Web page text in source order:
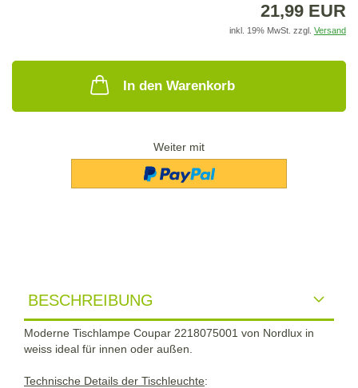
21,99 EUR
inkl. 19% MwSt. zzgl. Versand
In den Warenkorb
Weiter mit
BESCHREIBUNG
Moderne Tischlampe Coupar 2218075001 von Nordlux in
weiss ideal für innen oder außen.
Technische Details der Tischleuchte: